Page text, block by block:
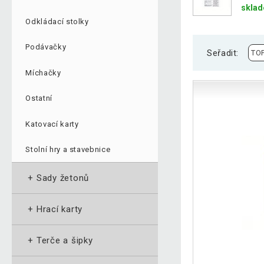
Odkládací stolky
Podávačky
Míchačky
Ostatní
Katovací karty
Stolní hry a stavebnice
+ Sady žetonů
+ Hrací karty
+ Terče a šipky
Seřadit: